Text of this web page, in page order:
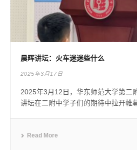
晨晖讲坛：火车迷迷些什么
2025年3月17日
2025年3月12日，华东师范大学第二
讲坛在二附中学子们的期待中拉开帷
Read More